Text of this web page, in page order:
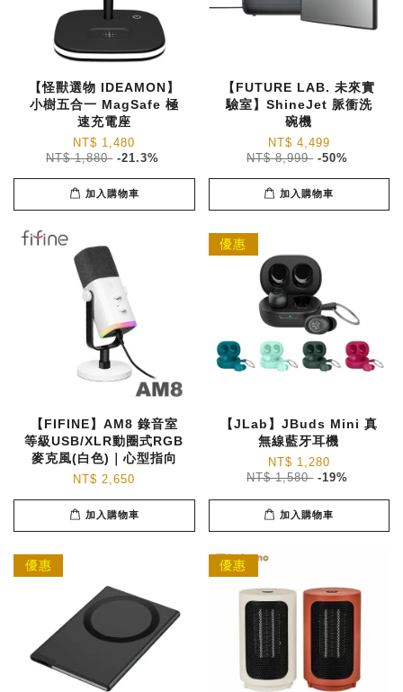
【怪獸選物 IDEAMON】
小樹五合一 MagSafe 極
速充電座
NT$ 1,480
NT$ 1,880 -21.3%
加入購物車
【FUTURE LAB. 未來實
驗室】ShineJet 脈衝洗
碗機
NT$ 4,499
NT$ 8,999 -50%
加入購物車
【FIFINE】AM8 錄音室
等級USB/XLR動圈式RGB
麥克風(白色)｜心型指向
NT$ 2,650
加入購物車
優惠
【JLab】JBuds Mini 真
無線藍牙耳機
NT$ 1,280
NT$ 1,580 -19%
加入購物車
優惠 優惠